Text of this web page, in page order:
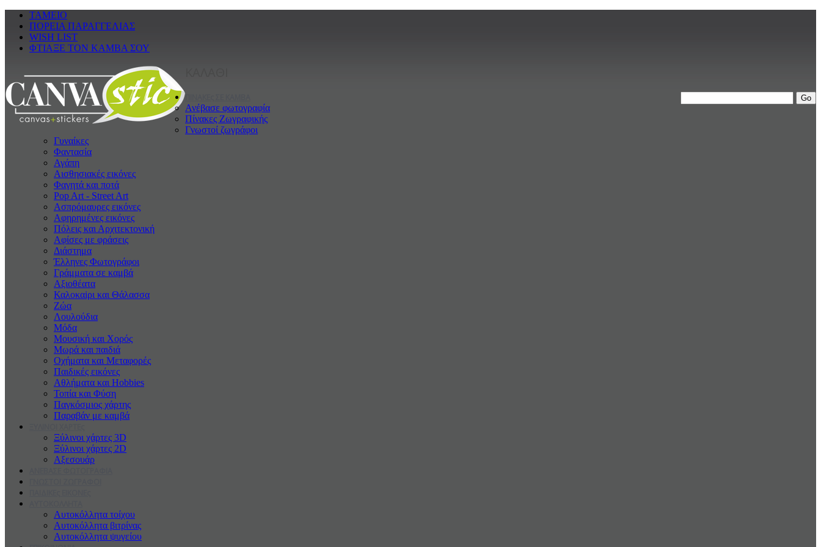
ΤΑΜΕΙΟ
ΠΟΡΕΙΑ ΠΑΡΑΓΓΕΛΙΑΣ
WISH LIST
ΦΤΙΑΞΕ ΤΟΝ ΚΑΜΒΑ ΣΟΥ
Ανέβασε φωτογραφία
Πίνακες Ζωγραφικής
Γνωστοί ζωγράφοι
Γυναίκες
Φαντασία
Αγάπη
Αισθησιακές εικόνες
Φαγητά και ποτά
Pop Art - Street Art
Ασπρόμαυρες εικόνες
Αφηρημένες εικόνες
Πόλεις και Αρχιτεκτονική
Αφίσες με φράσεις
Διάστημα
Έλληνες Φωτογράφοι
Γράμματα σε καμβά
Αξιοθέατα
Καλοκαiρι και Θάλασσα
Ζώα
Λουλούδια
Μόδα
Μουσική και Χορός
Μωρά και παιδιά
Οχήματα και Μεταφορές
Παιδικές εικόνες
Αθλήματα και Hobbies
Τοπία και Φύση
Παγκόσμιος χάρτης
Παραβάν με καμβά
Ξύλινοι χάρτες 3D
Ξύλινοι χάρτες 2D
Αξεσουάρ
Αυτοκόλλητα τοίχου
Αυτοκόλλητα βιτρίνας
Αυτοκόλλητα ψυγείου